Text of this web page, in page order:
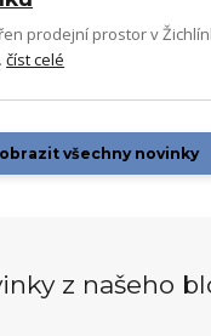
prodejní prostor v
číst celé
všechny novinky
z našeho